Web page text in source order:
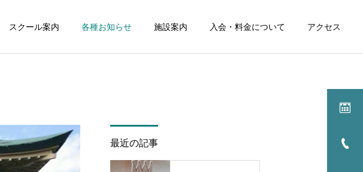
スクール案内 各種お知らせ 施設案内 入会・料金について アクセス
初心者スクール
NEWS
最近の記事